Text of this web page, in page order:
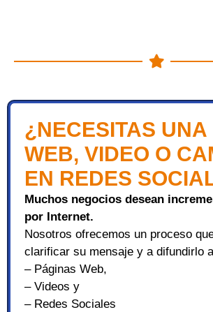
¿NECESITAS
WEB, VIDEO O
EN REDES
Muchos negocios desean
por Internet.
Nosotros ofrecemos un proceso
clarificar su mensaje y a difundirlo
– Páginas Web,
– Videos y
– Redes Sociales